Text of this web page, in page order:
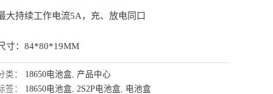
大持续工作电流5A，充、放电同口
寸：84*80*19MM
类： 18650电池盒
产品中心
签： 18650电池盒 2S2P电池盒 电池盒